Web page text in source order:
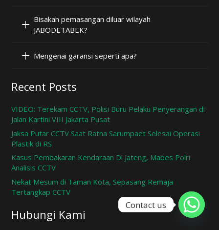
Bisakah pemasangan diluar wilayah
JABODETABEK?
Mengenai garansi seperti apa?
Recent Posts
VIDEO: Terekam CCTV, Polisi Buru Pelaku Penyerangan di
Jalan Kartini VIII Jakarta Pusat
Jaksa Putar CCTV Saat Ratna Sarumpaet Selesai Operasi
Plastik di RS
Kasus Pembakaran Kendaraan Di Jateng, Mabes Polri
Analisis CCTV
Nekat Mesum di Taman Kota, Sepasang Remaja
Tertangkap CCTV
Hubungi Kami
Contact us